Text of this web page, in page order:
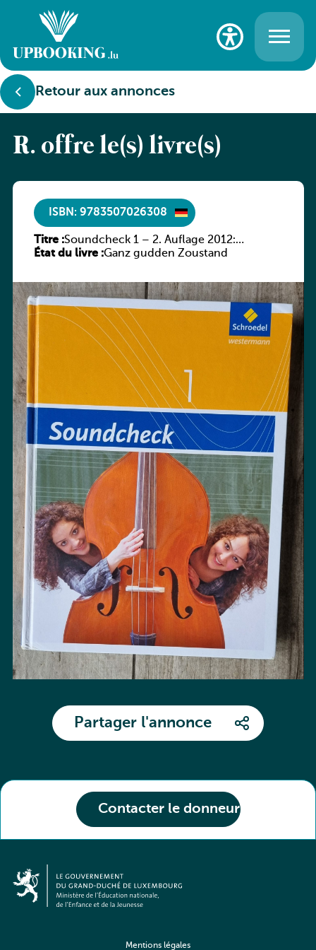
Retour aux annonces
Contacter le donneur
R. offre le(s) livre(s)
ISBN: 9783507026308
Titre :Soundcheck 1 – 2. Auflage 2012:
Schülerband 1
État du livre :Ganz gudden Zoustand
Partager l'annonce
Mentions légales